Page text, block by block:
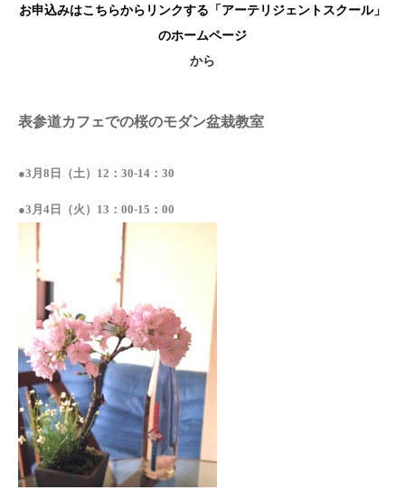
お申込みはこちらからリンクする「アーテリジェントスクール」
のホームページ
から
表参道カフェでの桜のモダン盆栽教室
●3月8日（土）12：30-14：30
●3 月4日（火）13：00-15：00